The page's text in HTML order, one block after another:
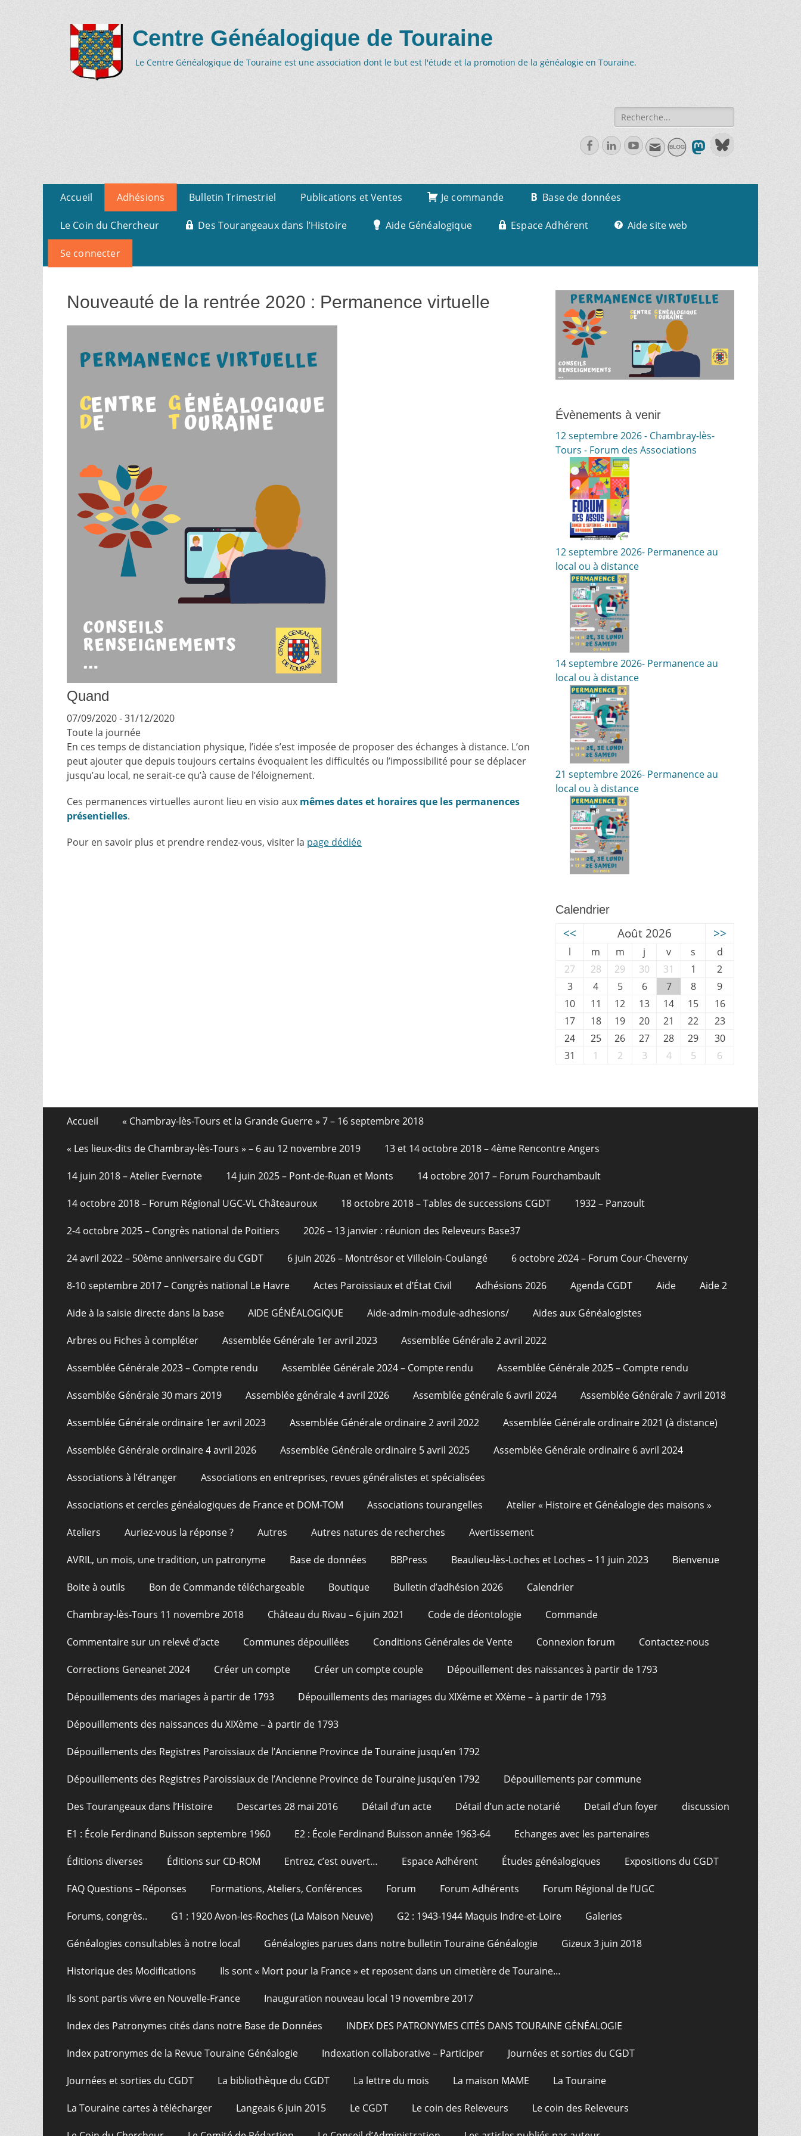
Centre Généalogique de Touraine
Le Centre Généalogique de Touraine est une association dont le but est l'étude et la promotion de la généalogie en Touraine.
Recherche
de:
FacebookLinkedlnYoutube
Menu
primaire
contenu
Accueil Adhésions Bulletin Trimestriel Publications et Ventes Je commande Base de données
Le Coin du Chercheur Des Tourangeaux dans l’Histoire Aide Généalogique Espace Adhérent Aide site web
Se connecter
Nouveauté de la rentrée 2020 : Permanence virtuelle
Quand
07/09/2020 - 31/12/2020
Toute la journée
En ces temps de distanciation physique, l’idée s’est imposée de proposer des échanges à distance. L’on
peut ajouter que depuis toujours certains évoquaient les difficultés ou l’impossibilité pour se déplacer
jusqu’au local, ne serait-ce qu’à cause de l’éloignement.
Ces permanences virtuelles auront lieu en visio aux mêmes dates et horaires que les permanences
présentielles.
Pour en savoir plus et prendre rendez-vous, visiter la page dédiée
Évènements à venir
12 septembre 2026 - Chambray-lès-
Tours - Forum des Associations
12 septembre 2026- Permanence au
local ou à distance
14 septembre 2026- Permanence au
local ou à distance
21 septembre 2026- Permanence au
local ou à distance
Calendrier
<< Août 2026 >>
l m m j v s
d
27
28 29 30 31 1
2
3
4 5 6 7 8
9
10
11 12 13 14 15
16
17
18 19 20 21 22
23
24
25 26 27 28 29
30
31
1 2 3 4 5 6
Menu
de
page
contenu
Accueil « Chambray-lès-Tours et la Grande Guerre » 7 – 16 septembre 2018
« Les lieux-dits de Chambray-lès-Tours » – 6 au 12 novembre 2019 13 et 14 octobre 2018 – 4ème Rencontre Angers
14 juin 2018 – Atelier Evernote 14 juin 2025 – Pont-de-Ruan et Monts 14 octobre 2017 – Forum Fourchambault
14 octobre 2018 – Forum Régional UGC-VL Châteauroux 18 octobre 2018 – Tables de successions CGDT 1932 – Panzoult
2-4 octobre 2025 – Congrès national de Poitiers 2026 – 13 janvier : réunion des Releveurs Base37
24 avril 2022 – 50ème anniversaire du CGDT 6 juin 2026 – Montrésor et Villeloin-Coulangé 6 octobre 2024 – Forum Cour-Cheverny
8-10 septembre 2017 – Congrès national Le Havre Actes Paroissiaux et d’État Civil Adhésions 2026 Agenda CGDT Aide Aide 2
Aide à la saisie directe dans la base AIDE GÉNÉALOGIQUE Aide-admin-module-adhesions/ Aides aux Généalogistes
Arbres ou Fiches à compléter Assemblée Générale 1er avril 2023 Assemblée Générale 2 avril 2022
Assemblée Générale 2023 – Compte rendu Assemblée Générale 2024 – Compte rendu Assemblée Générale 2025 – Compte rendu
Assemblée Générale 30 mars 2019 Assemblée générale 4 avril 2026 Assemblée générale 6 avril 2024 Assemblée Générale 7 avril 2018
Assemblée Générale ordinaire 1er avril 2023 Assemblée Générale ordinaire 2 avril 2022 Assemblée Générale ordinaire 2021 (à distance)
Assemblée Générale ordinaire 4 avril 2026 Assemblée Générale ordinaire 5 avril 2025 Assemblée Générale ordinaire 6 avril 2024
Associations à l’étranger Associations en entreprises, revues généralistes et spécialisées
Associations et cercles généalogiques de France et DOM-TOM Associations tourangelles Atelier « Histoire et Généalogie des maisons »
Ateliers Auriez-vous la réponse ? Autres Autres natures de recherches Avertissement
AVRIL, un mois, une tradition, un patronyme Base de données BBPress Beaulieu-lès-Loches et Loches – 11 juin 2023 Bienvenue
Boite à outils Bon de Commande téléchargeable Boutique Bulletin d’adhésion 2026 Calendrier
Chambray-lès-Tours 11 novembre 2018 Château du Rivau – 6 juin 2021 Code de déontologie Commande
Commentaire sur un relevé d’acte Communes dépouillées Conditions Générales de Vente Connexion forum Contactez-nous
Corrections Geneanet 2024 Créer un compte Créer un compte couple Dépouillement des naissances à partir de 1793
Dépouillements des mariages à partir de 1793 Dépouillements des mariages du XIXème et XXème – à partir de 1793
Dépouillements des naissances du XIXème – à partir de 1793
Dépouillements des Registres Paroissiaux de l’Ancienne Province de Touraine jusqu’en 1792
Dépouillements des Registres Paroissiaux de l’Ancienne Province de Touraine jusqu’en 1792 Dépouillements par commune
Des Tourangeaux dans l’Histoire Descartes 28 mai 2016 Détail d’un acte Détail d’un acte notarié Detail d’un foyer discussion
E1 : École Ferdinand Buisson septembre 1960 E2 : École Ferdinand Buisson année 1963-64 Echanges avec les partenaires
Éditions diverses Éditions sur CD-ROM Entrez, c’est ouvert… Espace Adhérent Études généalogiques Expositions du CGDT
FAQ Questions – Réponses Formations, Ateliers, Conférences Forum Forum Adhérents Forum Régional de l’UGC
Forums, congrès.. G1 : 1920 Avon-les-Roches (La Maison Neuve) G2 : 1943-1944 Maquis Indre-et-Loire Galeries
Généalogies consultables à notre local Généalogies parues dans notre bulletin Touraine Généalogie Gizeux 3 juin 2018
Historique des Modifications Ils sont « Mort pour la France » et reposent dans un cimetière de Touraine…
Ils sont partis vivre en Nouvelle-France Inauguration nouveau local 19 novembre 2017
Index des Patronymes cités dans notre Base de Données INDEX DES PATRONYMES CITÉS DANS TOURAINE GÉNÉALOGIE
Index patronymes de la Revue Touraine Généalogie Indexation collaborative – Participer Journées et sorties du CGDT
Journées et sorties du CGDT La bibliothèque du CGDT La lettre du mois La maison MAME La Touraine
La Touraine cartes à télécharger Langeais 6 juin 2015 Le CGDT Le coin des Releveurs Le coin des Releveurs